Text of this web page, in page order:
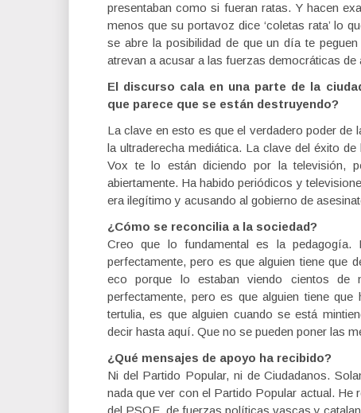
presentaban como si fueran ratas. Y hacen
menos que su portavoz dice ‘coletas rata’ lo
se abre la posibilidad de que un día te
atrevan a acusar a las fuerzas democráticas
El discurso cala en una parte de la
que parece que se están destruyendo?
La clave en esto es que el verdadero poder de
la ultraderecha mediática. La clave del éxito
Vox te lo están diciendo por la televisión,
abiertamente. Ha habido periódicos y
era ilegítimo y acusando al gobierno de
¿Cómo se reconcilia a la sociedad?
Creo que lo fundamental es la
perfectamente, pero es que alguien tiene que
eco porque lo estaban viendo cientos de
perfectamente, pero es que alguien tiene
tertulia, es que alguien cuando se está
decir hasta aquí. Que no se pueden poner las
¿Qué mensajes de apoyo ha recibido?
Ni del Partido Popular, ni de Ciudadanos.
nada que ver con el Partido Popular actual.
del PSOE, de fuerzas políticas vascas y